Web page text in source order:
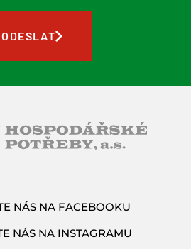
ODESLAT
NÁS NA FACEBOOKU
NÁS NA INSTAGRAMU